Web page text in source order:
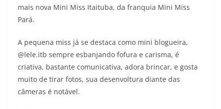
mais nova Mini Miss Itaituba, da franquia Mini Miss
Pará.
A pequena miss já se destaca como mini blogueira,
@lele.itb sempre esbanjando fofura e carisma, é
criativa, bastante comunicativa, adora brincar, e gosta
muito de tirar fotos, sua desenvoltura diante das
câmeras é notável.